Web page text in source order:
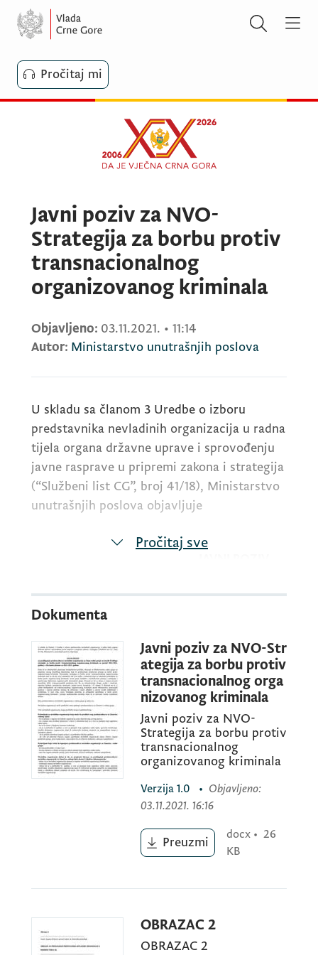
Pročitaj mi
Javni poziv za NVO-
Strategija za borbu protiv
transnacionalnog
organizovanog kriminala
Objavljeno: 03.11.2021. • 11:14
Autor: Ministarstvo unutrašnjih poslova
U skladu sa članom 3 Uredbe o izboru
predstavnika nevladinih organizacija u radna
tijela organa državne uprave i sprovođenju
javne rasprave u pripremi zakona i strategija
(“Službeni list CG”, broj 41/18), Ministarstvo
unutrašnjih poslova objavljuje
za predlaganje predstavnika/ce nevladine
Predloga strategije za borbu protiv
transnacionalnog organizovanog kriminala
za period 2022-2025. godina, s Akcionim
planom za 2022-2023. godinu
Kako bi se obezbijedilo planiranje
bezbjednosne politike, obrazuje se
Međuresorska radna grupa za pripremu
predstavljati proaktivan pristup za borbu
strategija za borbu protiv transnacionalnog
organizovanog kriminala ima za cilj da, kroz
Pročitaj sve
Dokumenta
Javni poziv za NVO-Str
ategija za borbu protiv
transnacionalnog orga
nizovanog kriminala
Javni poziv za NVO-
Strategija za borbu protiv
transnacionalnog
organizovanog kriminala
Verzija 1.0 • Objavljeno:
03.11.2021. 16:16
Preuzmi
docx • 26
KB
OBRAZAC 2
OBRAZAC 2